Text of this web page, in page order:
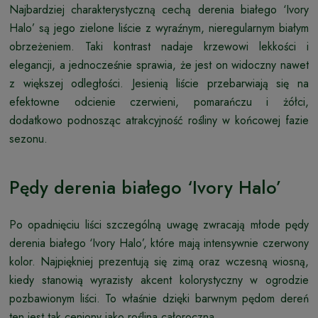
Najbardziej charakterystyczną cechą derenia białego ‘Ivory
Halo’ są jego zielone liście z wyraźnym, nieregularnym białym
obrzeżeniem. Taki kontrast nadaje krzewowi lekkości i
elegancji, a jednocześnie sprawia, że jest on widoczny nawet
z większej odległości. Jesienią liście przebarwiają się na
efektowne odcienie czerwieni, pomarańczu i żółci,
dodatkowo podnosząc atrakcyjność rośliny w końcowej fazie
sezonu.
Pędy derenia białego ‘Ivory Halo’
Po opadnięciu liści szczególną uwagę zwracają młode pędy
derenia białego ‘Ivory Halo’, które mają intensywnie czerwony
kolor. Najpiękniej prezentują się zimą oraz wczesną wiosną,
kiedy stanowią wyrazisty akcent kolorystyczny w ogrodzie
pozbawionym liści. To właśnie dzięki barwnym pędom dereń